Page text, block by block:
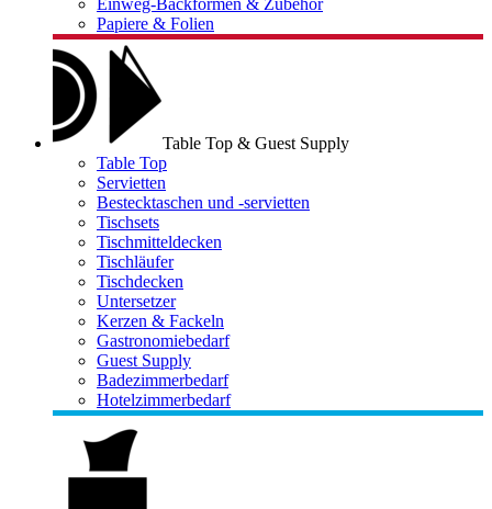
Einweg-Backformen & Zubehör
Papiere & Folien
Table Top & Guest Supply
Table Top
Servietten
Bestecktaschen und -servietten
Tischsets
Tischmitteldecken
Tischläufer
Tischdecken
Untersetzer
Kerzen & Fackeln
Gastronomiebedarf
Guest Supply
Badezimmerbedarf
Hotelzimmerbedarf